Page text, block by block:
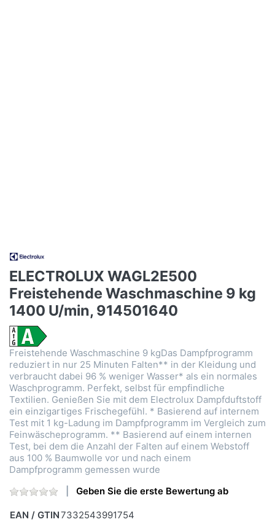
ELECTROLUX WAGL2E500
Freistehende Waschmaschine 9 kg
1400 U/min, 914501640
Freistehende Waschmaschine 9 kgDas Dampfprogramm
reduziert in nur 25 Minuten Falten** in der Kleidung und
verbraucht dabei 96 % weniger Wasser* als ein normales
Waschprogramm. Perfekt, selbst für empfindliche
Textilien. Genießen Sie mit dem Electrolux Dampfduftstoff
ein einzigartiges Frischegefühl. * Basierend auf internem
Test mit 1 kg-Ladung im Dampfprogramm im Vergleich zum
Feinwäscheprogramm. ** Basierend auf einem internen
Test, bei dem die Anzahl der Falten auf einem Webstoff
aus 100 % Baumwolle vor und nach einem
Dampfprogramm gemessen wurde
Geben Sie die erste Bewertung ab
EAN / GTIN7332543991754